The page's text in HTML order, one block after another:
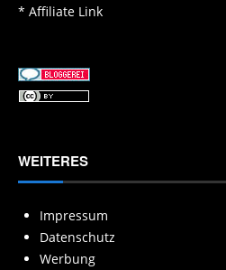
* Affiliate Link
WEITERES
Impressum
Datenschutz
Werbung